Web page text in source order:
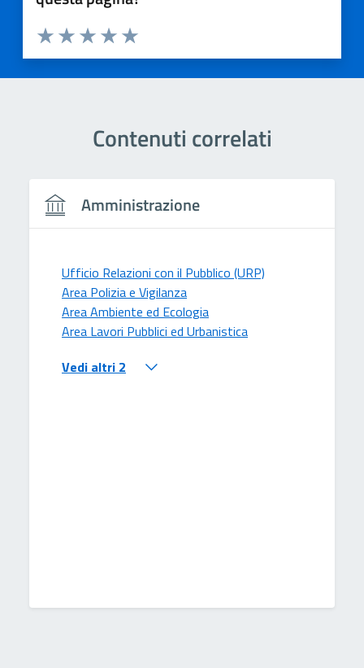
Valuta 5 stelle su 5
Valuta 4 stelle su 5
Valuta 3 stelle su 5
Valuta 2 stelle su 5
Valuta 1 stelle su 5
Contenuti correlati
Amministrazione
Ufficio Relazioni con il Pubblico (URP)
Area Polizia e Vigilanza
Area Ambiente ed Ecologia
Area Lavori Pubblici ed Urbanistica
Vedi altri 2